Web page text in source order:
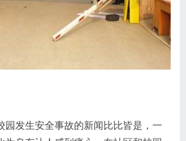
园发生安全事故的新闻比比皆是，一